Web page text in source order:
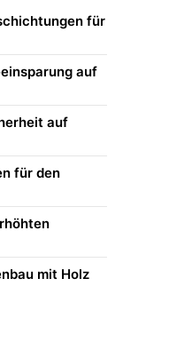
für
auf
auf
für den
mit Holz